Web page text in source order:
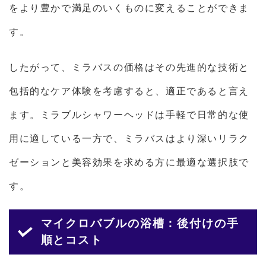
をより豊かで満足のいくものに変えることができま
す。
したがって、ミラバスの価格はその先進的な技術と
包括的なケア体験を考慮すると、適正であると言え
ます。ミラブルシャワーヘッドは手軽で日常的な使
用に適している一方で、ミラバスはより深いリラク
ゼーションと美容効果を求める方に最適な選択肢で
す。
マイクロバブルの浴槽：後付けの手
順とコスト